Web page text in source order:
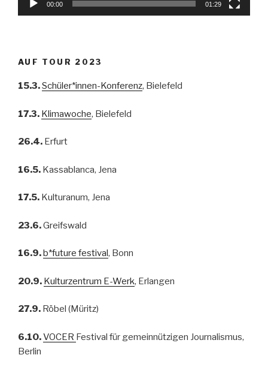
00:00 01:29
AUF TOUR 2023
15.3.Schüler*innen-Konferenz, Bielefeld
17.3. Klimawoche, Bielefeld
26.4. Erfurt
16.5. Kassablanca, Jena
17.5. Kulturanum, Jena
23.6.Greifswald
16.9.b*future festival, Bonn
20.9. Kulturzentrum E-Werk, Erlangen
27.9. Röbel (Müritz)
6.10.VOCER Festival für gemeinnützigen Journalismus,
Berlin